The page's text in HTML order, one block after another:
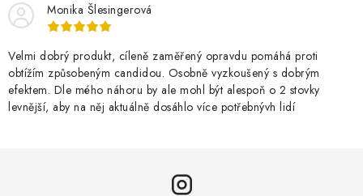
Monika Šlesingerová
Velmi dobrý produkt, cíleně zaměřený opravdu pomáhá proti
obtížím způsobeným candidou. Osobně vyzkoušený s dobrým
efektem. Dle mého náhoru by ale mohl být alespoň o 2 stovky
levnější, aby na něj aktuálně dosáhlo více potřebnývh lidí